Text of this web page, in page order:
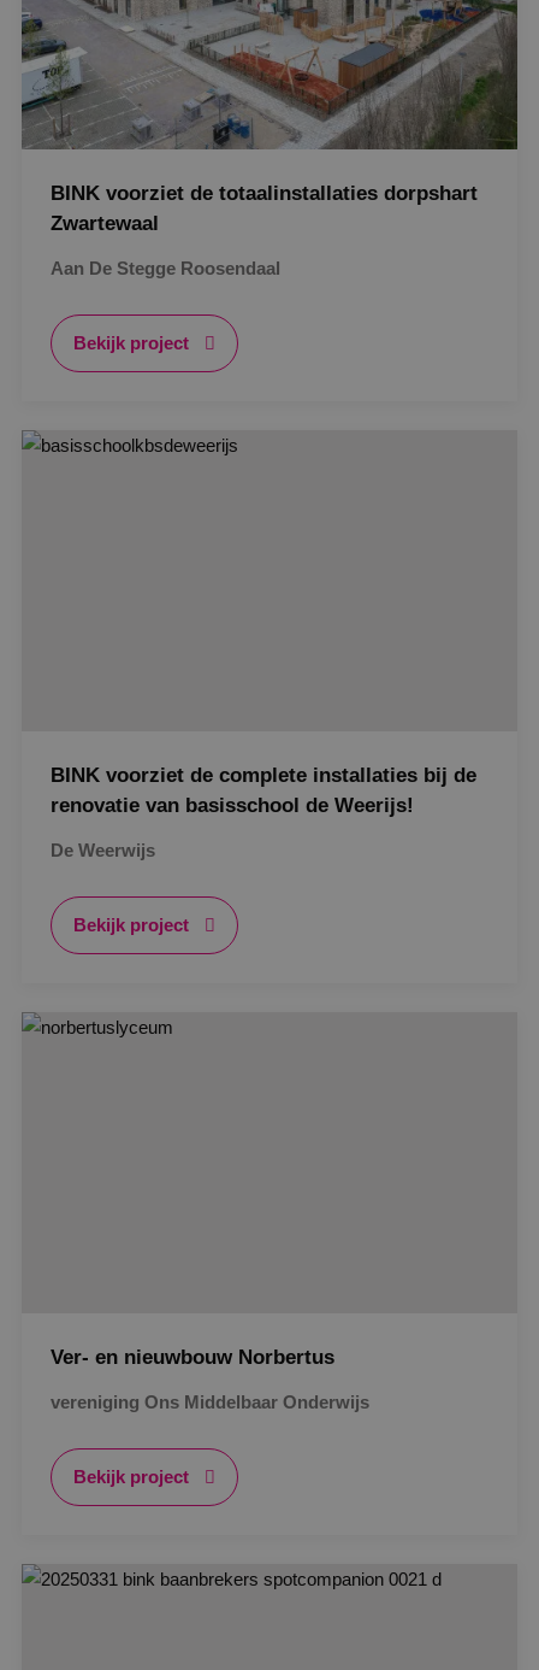
BINK voorziet de totaalinstallaties dorpshart
Zwartewaal
Aan De Stegge Roosendaal
Bekijk project
BINK voorziet de complete installaties bij de
renovatie van basisschool de Weerijs!
De Weerwijs
Bekijk project
Ver- en nieuwbouw Norbertus
vereniging Ons Middelbaar Onderwijs
Bekijk project